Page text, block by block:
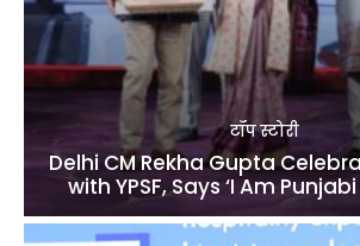
टॉप स्टोरी
Delhi CM Rekha Gupta
with YPSF, Says ‘I Am